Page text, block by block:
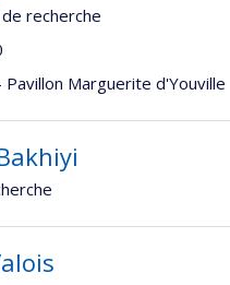
recherche
Marguerite d'Youville